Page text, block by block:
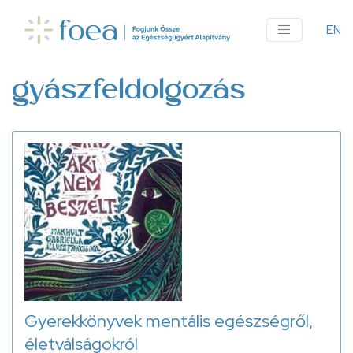
tartalomra
EN
gyászfeldolgozás
Gyerekkönyvek mentális egészségről,
életválságokról